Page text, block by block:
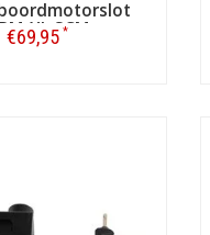
XL SCM
€69,95 *